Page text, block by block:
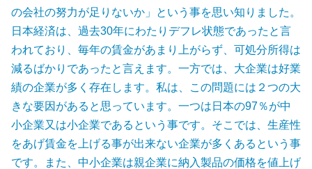
の会社の努力が足りないか」という事を思い知りました。
日本経済は、過去30年にわたりデフレ状態であったと言
われており、毎年の賃金があまり上がらず、可処分所得は
減るばかりであったと言えます。一方では、大企業は好業
績の企業が多く存在します。私は、この問題には２つの大
きな要因があると思っています。一つは日本の97％が中
小企業又は小企業であるという事です。そこでは、生産性
をあげ賃金を上げる事が出来ない企業が多くあるという事
です。また、中小企業は親企業に納入製品の価格を値上げ